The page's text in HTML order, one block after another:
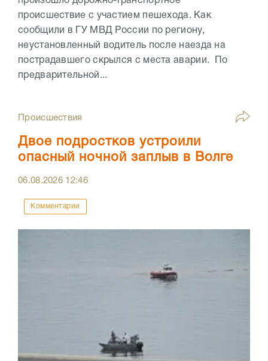
происшествие с участием пешехода. Как
сообщили в ГУ МВД России по региону,
неустановленный водитель после наезда на
пострадавшего скрылся с места аварии. По
предварительной...
Происшествия
Двое подростков устроили
опасный ночной заплыв в Волге
06.08.2026 12:46
Комментарии